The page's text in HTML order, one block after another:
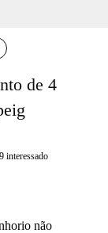
de 4
9 interessado
não